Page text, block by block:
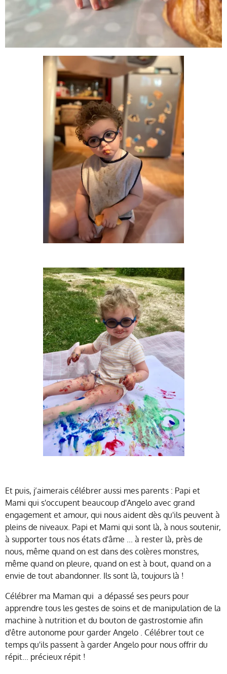
Et puis, j’aimerais célébrer aussi mes parents : Papi et
Mami qui s'occupent beaucoup d'Angelo avec grand
engagement et amour, qui nous aident dès qu'ils peuvent à
pleins de niveaux. Papi et Mami qui sont là, à nous soutenir,
à supporter tous nos états d'âme ... à rester là, près de
nous, même quand on est dans des colères monstres,
même quand on pleure, quand on est à bout, quand on a
envie de tout abandonner. Ils sont là, toujours là !
Célébrer ma Maman qui a dépassé ses peurs pour
apprendre tous les gestes de soins et de manipulation de la
machine à nutrition et du bouton de gastrostomie afin
d'être autonome pour garder Angelo . Célébrer tout ce
temps qu'ils passent à garder Angelo pour nous offrir du
répit... précieux répit !